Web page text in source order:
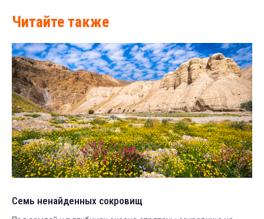
Читайте также
Семь ненайденных сокровищ